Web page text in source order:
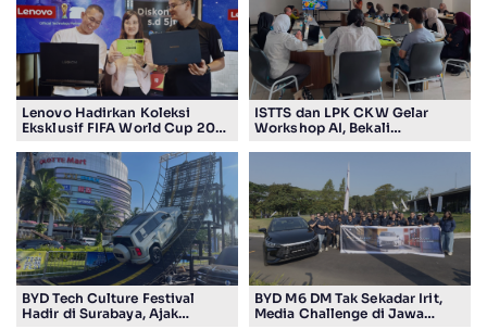
Lenovo Hadirkan Koleksi
Eksklusif FIFA World Cup 2026
Penggemar Teknologi dan
Sepak Bola
ISTTS dan LPK CKW Gelar
Workshop AI, Bekali
BYD Tech Culture Festival
Hadir di Surabaya, Ajak
BYD M6 DM Tak Sekadar Irit,
Media Challenge di Jawa